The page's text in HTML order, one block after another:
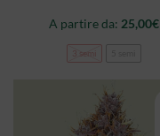
A partire da: 25,00€
3 semi